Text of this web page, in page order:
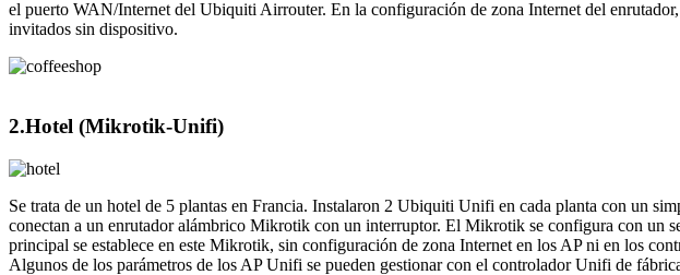
el puerto WAN/Internet del Ubiquiti Airrouter. En la configuración de zona Internet del
invitados sin dispositivo.
2.Hotel (Mikrotik-Unifi)
Se trata de un hotel de 5 plantas en Francia. Instalaron 2 Ubiquiti Unifi en cada planta con un
conectan a un enrutador alámbrico Mikrotik con un interruptor. El Mikrotik se configura con un
principal se establece en este Mikrotik, sin configuración de zona Internet en los AP ni en los
Algunos de los parámetros de los AP Unifi se pueden gestionar con el controlador Unifi de